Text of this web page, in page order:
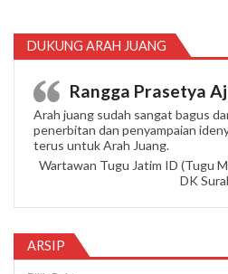
DUKUNG ARAH JUANG
Rangga Prasetya
Arah juang sudah sangat bagus
penerbitan dan penyampaian
terus untuk Arah Juang.
Wartawan Tugu Jatim ID (Tugu
DK
ARSIP